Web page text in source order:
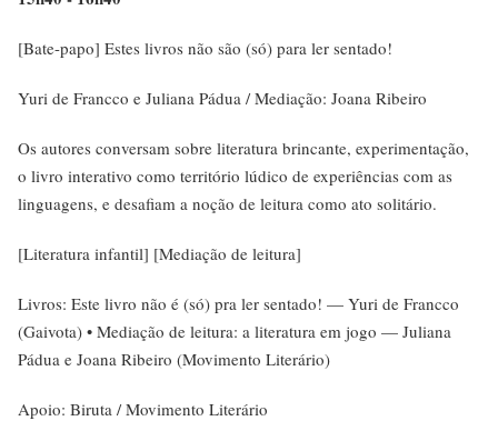
[Bate-papo] Estes livros não são (só) para ler sentado!
Yuri de Francco e Juliana Pádua / Mediação: Joana Ribeiro
Os autores conversam sobre literatura brincante, experimentação,
o livro interativo como território lúdico de experiências com as
linguagens, e desafiam a noção de leitura como ato solitário.
[Literatura infantil] [Mediação de leitura]
Livros: Este livro não é (só) pra ler sentado! — Yuri de Francco
(Gaivota) • Mediação de leitura: a literatura em jogo — Juliana
Pádua e Joana Ribeiro (Movimento Literário)
Apoio: Biruta / Movimento Literário